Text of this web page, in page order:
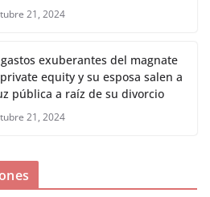
21, 2024
gastos exuberantes del magnate
equity y su esposa salen a
pública a raíz de su divorcio
21, 2024